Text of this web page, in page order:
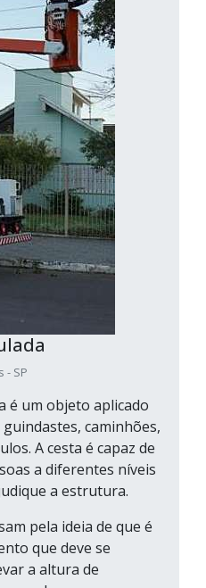
- SP
é um objeto aplicado
caminhões,
A cesta é capaz de
a diferentes níveis
a estrutura.
pela ideia de que é
que deve se
a altura de